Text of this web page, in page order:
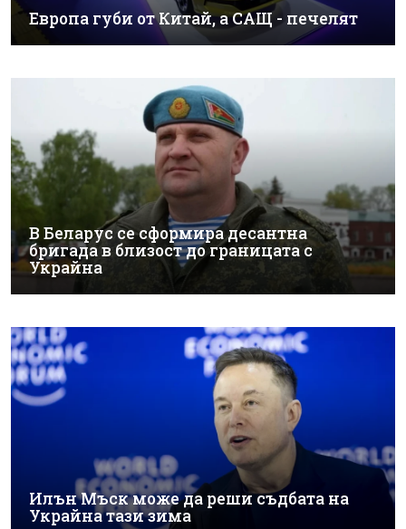
Европа губи от Китай, а САЩ - печелят
В Беларус се сформира десантна
бригада в близост до границата с
Украйна
Илън Мъск може да реши съдбата на
Украйна тази зима